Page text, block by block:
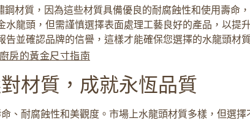
材質，因為這些材質具備優良的耐腐蝕性和使用壽命
龍頭，但需謹慎選擇表面處理工藝良好的產品，以提
並確認品牌的信譽，這樣才能確保您選擇的水龍頭材
房的黃金尺寸指南
材質，成就永恆品質
、耐腐蝕性和美觀度。市場上水龍頭材質多樣，但選